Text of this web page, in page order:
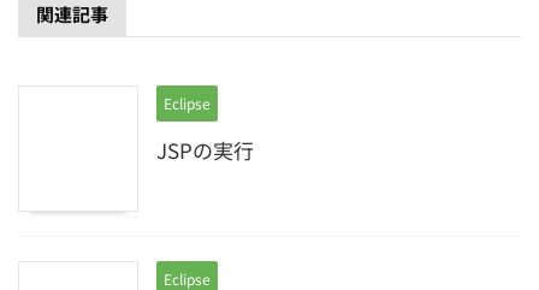
関連記事
Eclipse
JSPの実行
Eclipse